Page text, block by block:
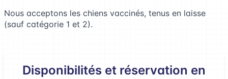
Nous acceptons les chiens vaccinés, tenus en laisse
(sauf catégorie 1 et 2).
Disponibilités et réservation en